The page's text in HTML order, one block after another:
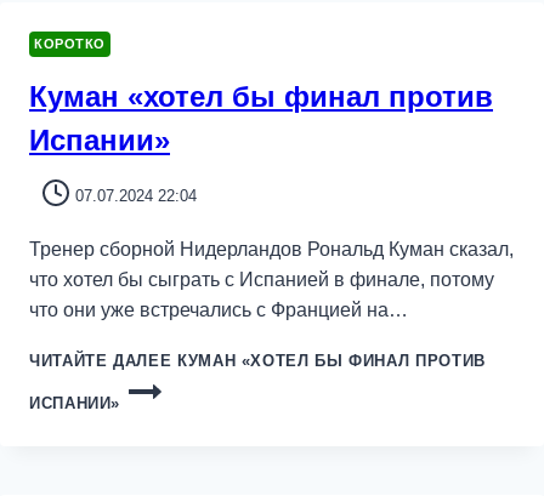
КОРОТКО
Куман «хотел бы финал против
Испании»
07.07.2024 22:04
Тренер сборной Нидерландов Рональд Куман сказал,
что хотел бы сыграть с Испанией в финале, потому
что они уже встречались с Францией на…
ЧИТАЙТЕ ДАЛЕЕ КУМАН «ХОТЕЛ БЫ ФИНАЛ ПРОТИВ
ИСПАНИИ»